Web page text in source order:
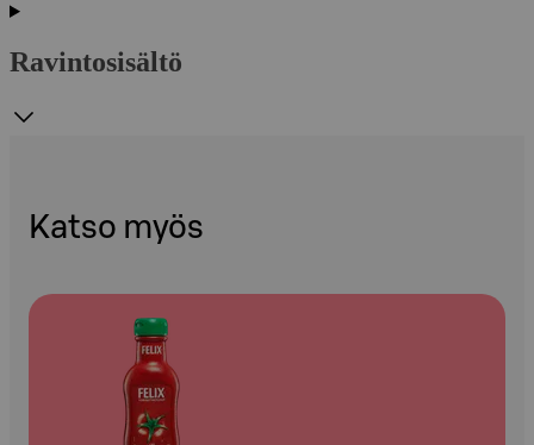
Ravintosisältö
Katso myös